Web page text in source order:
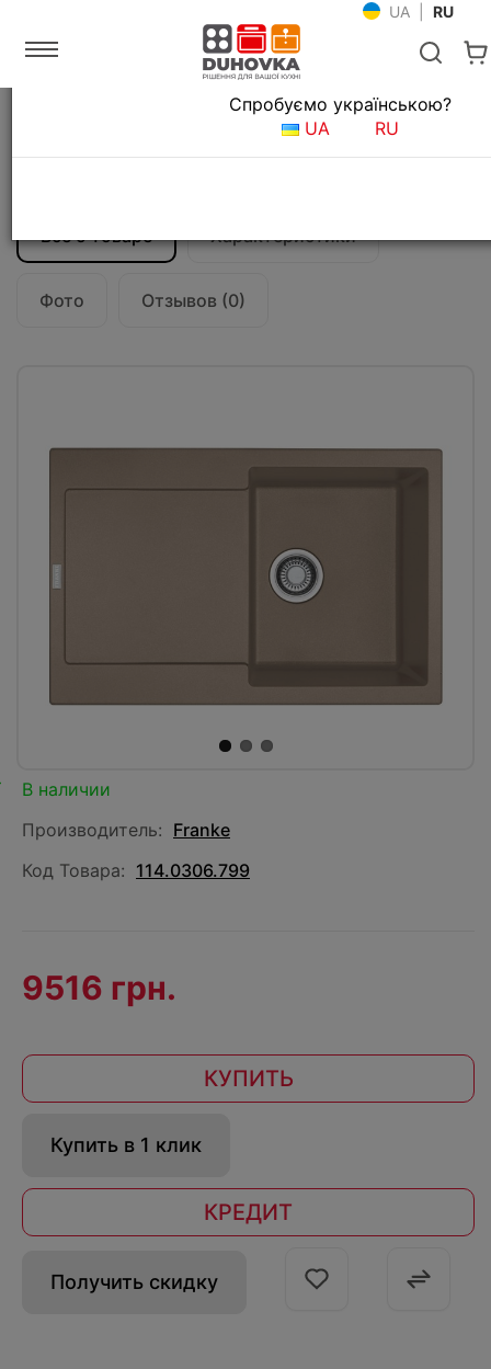
UA RU
Мойки и смесители Кухонные мойки
Кухонная мойка Franke Maris MRG 611
Все о товаре Характеристики
Фото Отзывов (0)
Язык магазина
Спробуємо українською?
UA
RU
В наличии
Производитель: Franke
Код Товара: 114.0306.799
9516 грн.
КУПИТЬ
Купить в 1 клик
КРЕДИТ
Получить скидку